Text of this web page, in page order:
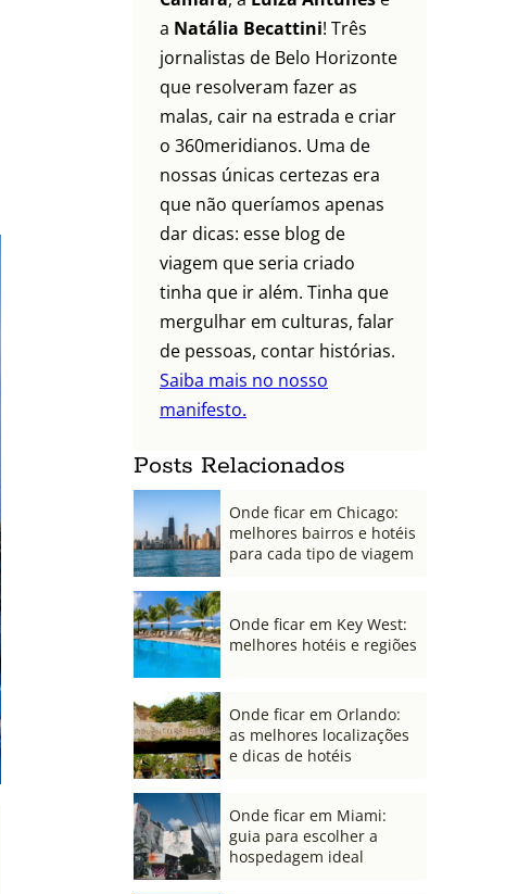
a Natália Becattini! Três
jornalistas de Belo Horizonte
que resolveram fazer as
malas, cair na estrada e criar
o 360meridianos. Uma de
nossas únicas certezas era
que não queríamos apenas
dar dicas: esse blog de
viagem que seria criado
tinha que ir além. Tinha que
mergulhar em culturas, falar
de pessoas, contar histórias.
Saiba mais no nosso
manifesto.
Posts Relacionados
Onde ficar em Chicago:
melhores bairros e hotéis
para cada tipo de viagem
Onde ficar em Key West:
melhores hotéis e regiões
Onde ficar em Orlando:
as melhores localizações
e dicas de hotéis
Onde ficar em Miami:
guia para escolher a
hospedagem ideal